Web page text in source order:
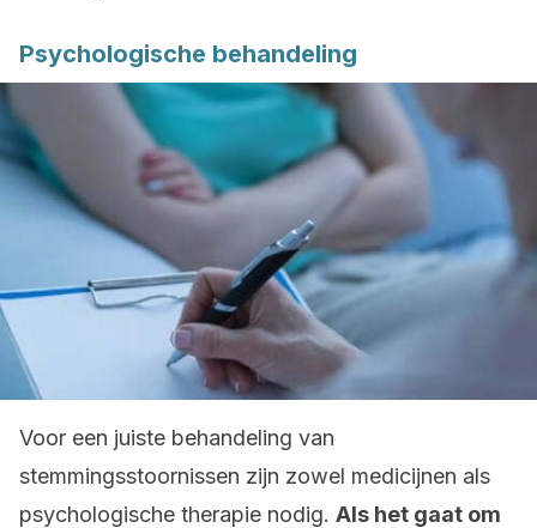
Psychologische behandeling
Voor een juiste behandeling van
stemmingsstoornissen zijn zowel medicijnen als
psychologische therapie nodig. Als het gaat om